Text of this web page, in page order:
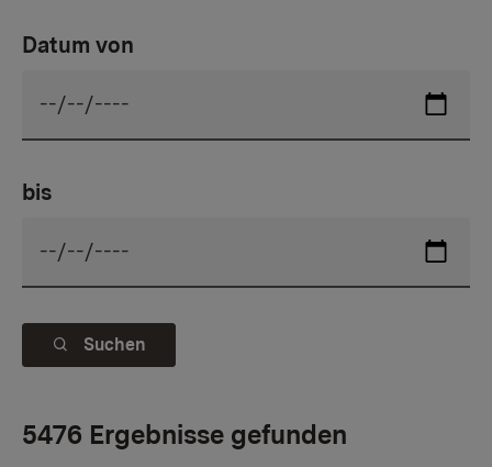
Datum von
bis
Suchen
5476 Ergebnisse gefunden